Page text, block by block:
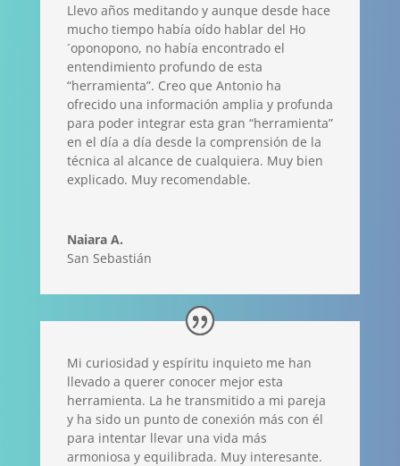
Llevo años meditando y aunque desde hace
mucho tiempo había oído hablar del Ho
´oponopono, no había encontrado el
entendimiento profundo de esta
“herramienta”. Creo que Antonio ha
ofrecido una información amplia y profunda
para poder integrar esta gran “herramienta”
en el día a día desde la comprensión de la
técnica al alcance de cualquiera. Muy bien
explicado. Muy recomendable.
Naiara A.
San Sebastián
Mi curiosidad y espíritu inquieto me han
llevado a querer conocer mejor esta
herramienta. La he transmitido a mi pareja
y ha sido un punto de conexión más con él
para intentar llevar una vida más
armoniosa y equilibrada. Muy interesante.